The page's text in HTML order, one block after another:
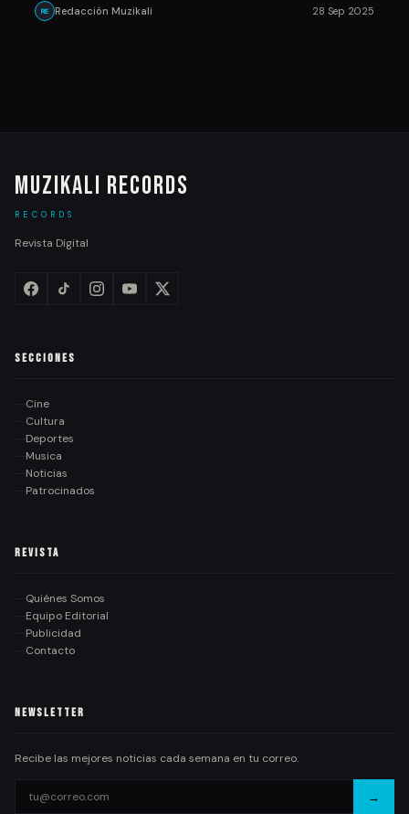
RE Redacción Muzikali 28 Sep 2025
Muzikali Records
RECORDS
Revista Digital
Secciones
Cine
Cultura
Deportes
Musica
Noticias
Patrocinados
Revista
Quiénes Somos
Equipo Editorial
Publicidad
Contacto
Newsletter
Recibe las mejores noticias cada semana en tu correo.
→